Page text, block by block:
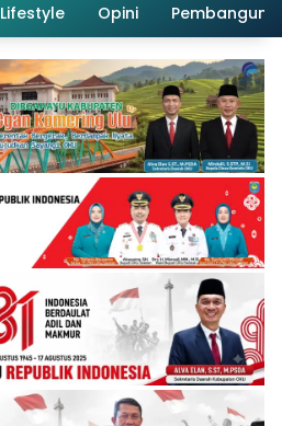
Lifestyle Opini